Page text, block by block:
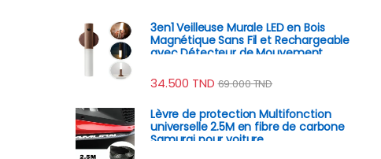
3en1 Veilleuse Murale LED en Bois
Magnétique Sans Fil et Rechargeable
avec Détecteur de Mouvement
34.500 TND 69.000TND
Lèvre de protection Multifonction
universelle 2.5M en fibre de carbone
Samurai pour voiture